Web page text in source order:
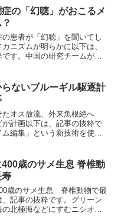
身が患うメニエール病によ...
の「幻聴」がおこるメ
患者が「幻聴」を聞いてし
ニズムが明らかに以下は、
です。中国の研究チームが
部のFuyin Yang氏らは、統合
が幻聴...
らないブルーギル駆逐計
たオス放流、外来魚根絶へ
が計画以下は、記事の抜粋で
編集」という新技術を使っ
、水産研究・教育機構や三重
プが進めている...
歳のサメ生息 脊椎動
寿
歳のサメ生息 脊椎動物で最
、記事の抜粋です。グリーン
の北極海などにすむニシオン